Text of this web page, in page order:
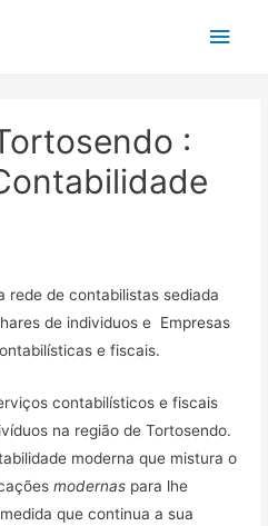
Main
:
rede de contabilistas sediada
de individuos e Empresas
e fiscais.
contabilísticos e fiscais
na região de Tortosendo.
moderna que mistura o
modernas para lhe
que continua a sua